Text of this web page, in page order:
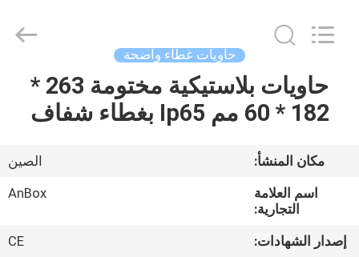
منزل،
بيت
منتجات
معلومات
عنا
حاويات غطاء واضحة
حاويات بلاستيكية مختومة 263 *
182 * 60 مم Ip65 بغطاء شفاف
مكان المنشأ:
الصين
اسم العلامة
التجارية:
AnBox
إصدار الشهادات:
CE